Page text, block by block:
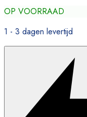
OP VOORRAAD
1 - 3 dagen levertijd